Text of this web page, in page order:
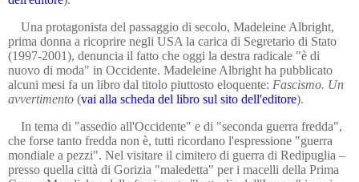
Una protagonista del passaggio di secolo, Madeleine Albright,
prima donna a ricoprire negli USA la carica di Segretario di Stato
(1997-2001), denuncia il fatto che oggi la destra radicale "è di
nuovo di moda" in Occidente. Madeleine Albright ha pubblicato
alcuni mesi fa un libro dal titolo piuttosto eloquente: Fascismo. Un
avvertimento (vai alla scheda del libro sul sito dell'editore).
In tema di "assedio all'Occidente" e di "seconda guerra fredda",
che forse tanto fredda non è, tutti ricordano l'espressione "guerra
mondiale a pezzi". Nel visitare il cimitero di guerra di Redipuglia –
presso quella città di Gorizia "maledetta" per i macelli della Prima